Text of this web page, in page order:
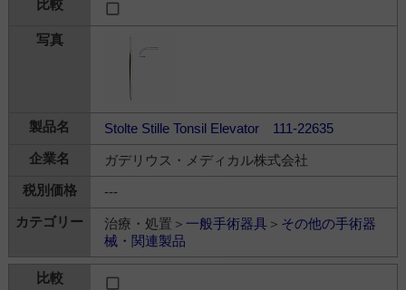
Stolte Stille Tonsil Elevator 111-22635
ガデリウス・メディカル株式会社
---
治療・処置＞ 一般手術器具＞ その他の手術器
械・関連製品